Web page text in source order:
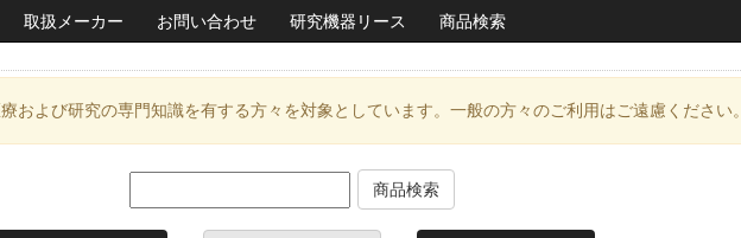
取扱メーカー お問い合わせ 研究機器リース 商品検索
および研究の専門知識を有する方々を対象としています。一般の方々のご利用はご遠慮ください。